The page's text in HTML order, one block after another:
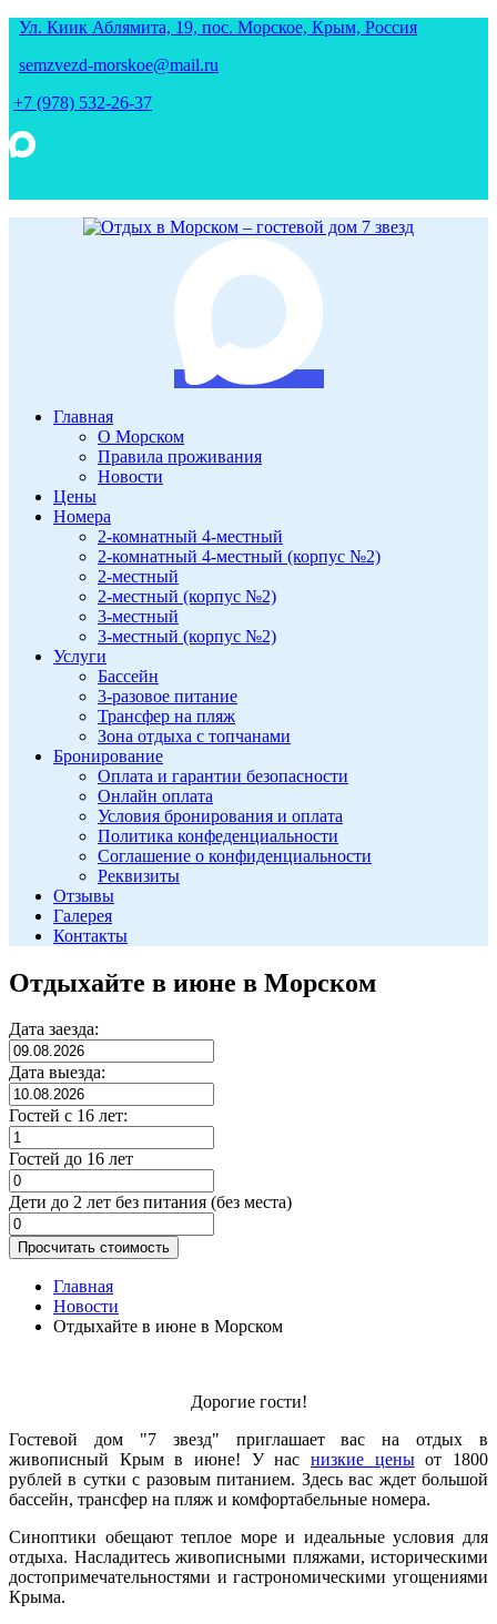
Ул. Киик Аблямита, 19, пос. Морское, Крым, Россия
semzvezd-morskoe@mail.ru
+7 (978) 532-26-37
Главная
О Морском
Правила проживания
Новости
Цены
Номера
2-комнатный 4-местный
2-комнатный 4-местный (корпус №2)
2-местный
2-местный (корпус №2)
3-местный
3-местный (корпус №2)
Услуги
Бассейн
3-разовое питание
Трансфер на пляж
Зона отдыха с топчанами
Бронирование
Оплата и гарантии безопасности
Онлайн оплата
Условия бронирования и оплата
Политика конфеденциальности
Соглашение о конфиденциальности
Реквизиты
Отзывы
Галерея
Контакты
Отдыхайте в июне в Морском
Дата заезда:
Дата выезда:
Гостей с 16 лет:
Гостей до 16 лет
Дети до 2 лет без питания (без места)
Просчитать стоимость
Главная
Новости
Отдыхайте в июне в Морском
Дорогие гости!
Гостевой дом "7 звезд" приглашает вас на отдых в
живописный Крым в июне! У нас низкие ценыот 1800
рублей в сутки с разовым питанием. Здесь вас ждет большой
бассейн, трансфер на пляж и комфортабельные номера.
Синоптики обещают теплое море и идеальные условия для
отдыха. Насладитесь живописными пляжами, историческими
достопримечательностями и гастрономическими угощениями
Крыма.